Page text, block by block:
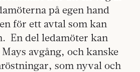
på egen hand
för ett avtal som kan
En del ledamöter kan
avgång, och kanske
som nyval och